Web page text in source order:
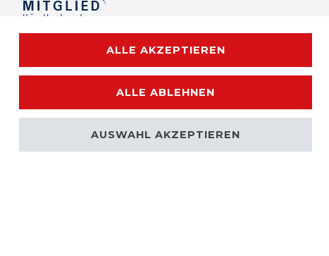
ALLE AKZEPTIEREN
ALLE ABLEHNEN
AUSWAHL AKZEPTIEREN